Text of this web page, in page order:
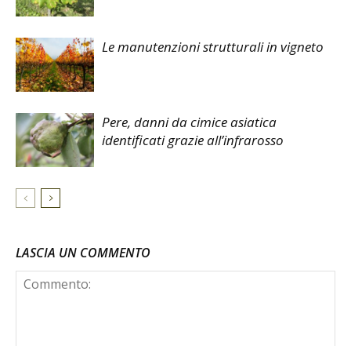
Le manutenzioni strutturali in vigneto
Pere, danni da cimice asiatica
identificati grazie all’infrarosso
LASCIA UN COMMENTO